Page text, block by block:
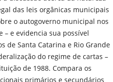
das leis orgânicas municipais
o autogoverno municipal nos
– e evidencia sua possível
de Santa Catarina e Rio Grande
do regime de cartas –
de 1988. Compara os
primários e secundários